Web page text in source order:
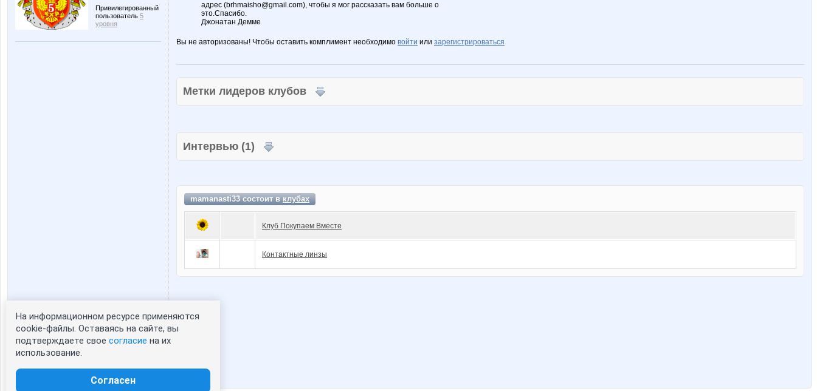
Привилегированный
пользователь 5
уровня
Статистика портрета:
сейчас просматривают портрет - 0
зарегистрированные пользователи
адрес (brhmaisho@gmail.com), чтобы я мог рассказать вам больше о
это.Спасибо.
Джонатан Демме
Вы не авторизованы! Чтобы оставить комплимент необходимо войти или зарегистрироваться
Метки лидеров клубов
Интервью (1)
mamanasti33 состоит вклубах
Клуб Покупаем Вместе
Контактные линзы
На информационном ресурсе применяются
cookie-файлы. Оставаясь на сайте, вы
подтверждаете свое согласие на их
использование.
Согласен